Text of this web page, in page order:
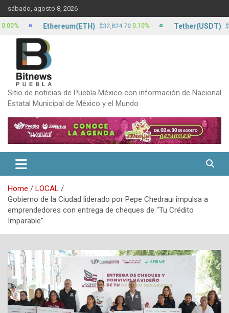
Skip
to
content
sábado, agosto 8, 2026
Sitio de noticias de Puebla México con información de Nacional
Estatal Municipal de México y el Mundo
Home
LOCAL
Gobierno de la Ciudad liderado por Pepe Chedraui impulsa a
emprendedores con entrega de cheques de “Tu Crédito
Imparable”
Ethereum(ETH) $32,824.70 0.10% Tether(USDT) $17.13